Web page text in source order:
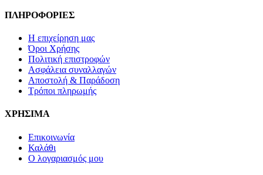
ΠΛΗΡΟΦΟΡΙΕΣ
Η επιχείρηση μας
Όροι Χρήσης
Πολιτική επιστροφών
Ασφάλεια συναλλαγών
Αποστολή & Παράδοση
Τρόποι πληρωμής
ΧΡΗΣΙΜΑ
Επικοινωνία
Καλάθι
Ο λογαριασμός μου